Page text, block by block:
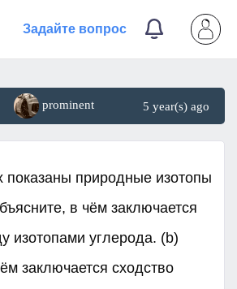
Задайте вопрос
prominent 5 year(s) ago
показаны природные изотопы
в чём заключается
изотопами углерода. (b)
заключается сходство